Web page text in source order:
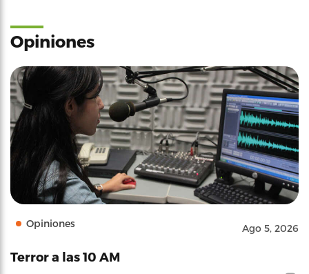
Opiniones
Opiniones Ago 5, 2026
Terror a las 10 AM